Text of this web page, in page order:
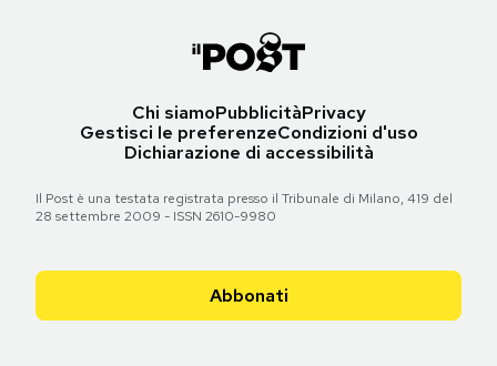
Chi siamoPubblicitàPrivacy
Gestisci le preferenzeCondizioni d'uso
Dichiarazione di accessibilità
Il Post è una testata registrata presso il Tribunale di Milano, 419 del
28 settembre 2009 - ISSN 2610-9980
Abbonati